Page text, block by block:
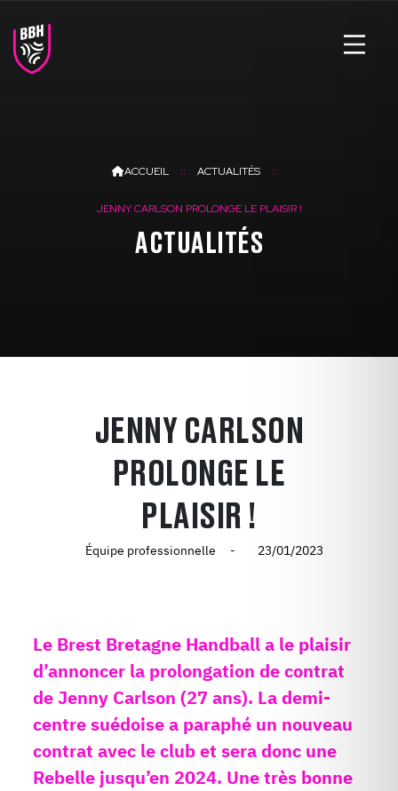
ACCUEIL ACTUALITÉS
JENNY CARLSON PROLONGE LE PLAISIR !
ACTUALITÉS
JENNY CARLSON
PROLONGE LE
PLAISIR !
Équipe professionnelle 23/01/2023
Le Brest Bretagne Handball a le plaisir
d’annoncer la prolongation de contrat
de Jenny Carlson (27 ans). La demi-
centre suédoise a paraphé un nouveau
contrat avec le club et sera donc une
Rebelle jusqu’en 2024. Une très bonne